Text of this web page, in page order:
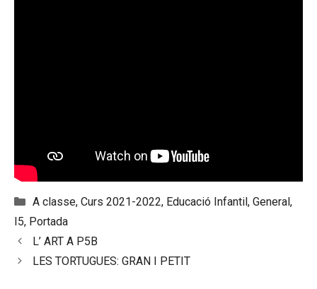
Categories
A classe, Curs 2021-2022, Educació Infantil, General,
I5, Portada
L’ ART A P5B
LES TORTUGUES: GRAN I PETIT